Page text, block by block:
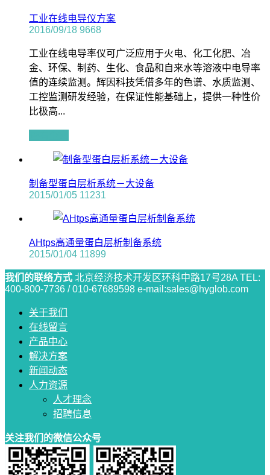
工业在线电导仪方案
2016/09/18 9668
工业在线电导率仪可广泛应用于火电、化工化肥、冶
金、环保、制药、生化、食品和自来水等溶液中电导率
值的连续监测。辉因科技凭借多年的色谱、水质监测、
工控监测研发经验，在保证性能基础上，提供一种性价
比极高...
制备型蛋白层析系统－大设备
2015/01/05 11231
AHtps高通量蛋白层析制备系统
2015/01/04 11899
我们的联络方式 北京经济技术开发区环科中路17号28A TEL:
400-800-7736 / 010-67689598 e-mail:sales@hyglob.com
关于我们
在线留言
产品中心
解决方案
新闻动态
人力资源
人才理念
招聘信息
关注我们的微信公众号